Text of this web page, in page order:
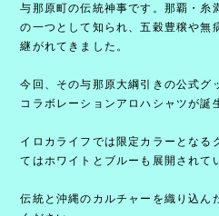
与那原町の伝統神事です。那覇・糸
の一つとして知られ、五穀豊穣や無
継がれてきました。
今回、その与那原大綱引きの公式グ
コラボレーションアロハシャツが誕
イロカライフでは限定カラーとなる
てはホワイトとブルーも展開されて
伝統と沖縄のカルチャーを織り込ん